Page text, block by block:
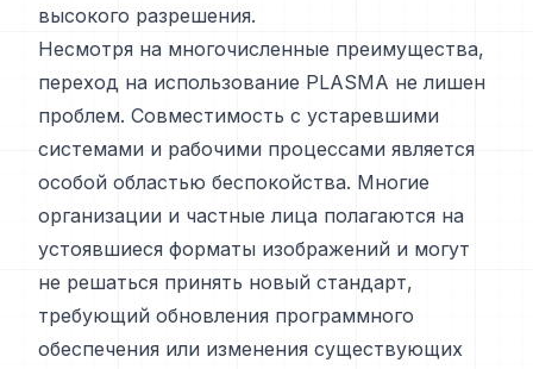
высокого разрешения.
Несмотря на многочисленные преимущества,
переход на использование PLASMA не лишен
проблем. Совместимость с устаревшими
системами и рабочими процессами является
особой областью беспокойства. Многие
организации и частные лица полагаются на
устоявшиеся форматы изображений и могут
не решаться принять новый стандарт,
требующий обновления программного
обеспечения или изменения существующих